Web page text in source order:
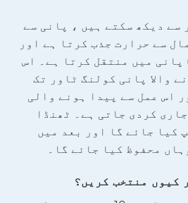
سے دیکھ سکتے ہیں ، پانی سے
سے حرارت جذب کرتا ہے اور
پانی میں منتقل کرتا ہے۔ اس
والا پانی کولنگ ٹاور تک
اس عمل سے پیدا ہونے والی
کردی جاتی ہے۔ ٹھنڈا
کیا جائے گا اور بعد میں